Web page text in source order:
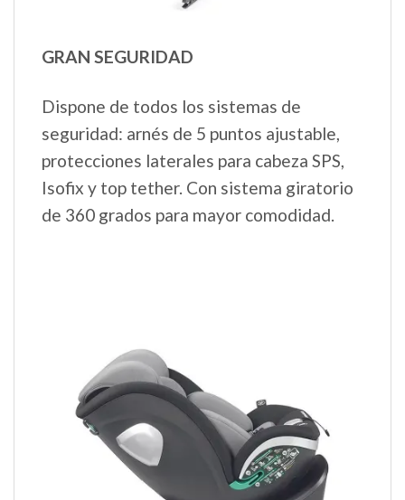
GRAN SEGURIDAD
Dispone de todos los sistemas de
seguridad: arnés de 5 puntos ajustable,
protecciones laterales para cabeza SPS,
Isofix y top tether. Con sistema giratorio
de 360 grados para mayor comodidad.